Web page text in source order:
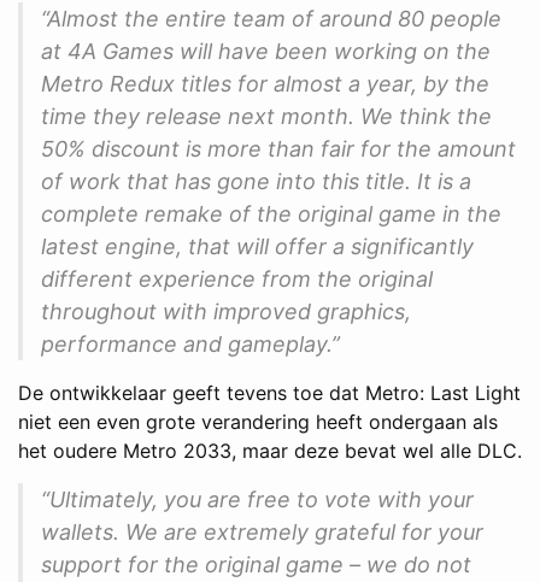
“Almost the entire team of around 80 people
at 4A Games will have been working on the
Metro Redux titles for almost a year, by the
time they release next month. We think the
50% discount is more than fair for the amount
of work that has gone into this title. It is a
complete remake of the original game in the
latest engine, that will offer a significantly
different experience from the original
throughout with improved graphics,
performance and gameplay.”
De ontwikkelaar geeft tevens toe dat Metro: Last Light
niet een even grote verandering heeft ondergaan als
het oudere Metro 2033, maar deze bevat wel alle DLC.
“Ultimately, you are free to vote with your
wallets. We are extremely grateful for your
support for the original game – we do not